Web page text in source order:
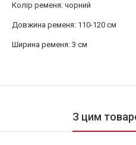
Колір ременя: чорний
Довжина ременя: 110-120 см
Ширина ременя: 3 см
З цим